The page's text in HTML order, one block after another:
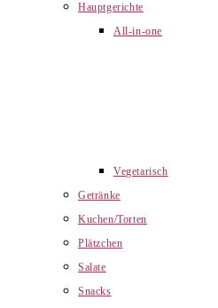
Hauptgerichte
All-in-one
Vegetarisch
Getränke
Kuchen/Torten
Plätzchen
Salate
Snacks